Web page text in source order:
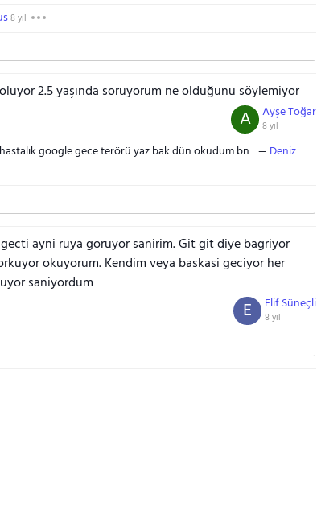
8 yıl
2.5 yaşında soruyorum ne olduğunu söylemiyor
Ayşe Toğar
8 yıl
A
google gece terörü yaz bak dün okudum bn
Deniz
ayni ruya goruyor sanirim. Git git diye bagriyor
okuyorum. Kendim veya baskasi geciyor her
saniyordum
Elif Süneçli
8 yıl
E